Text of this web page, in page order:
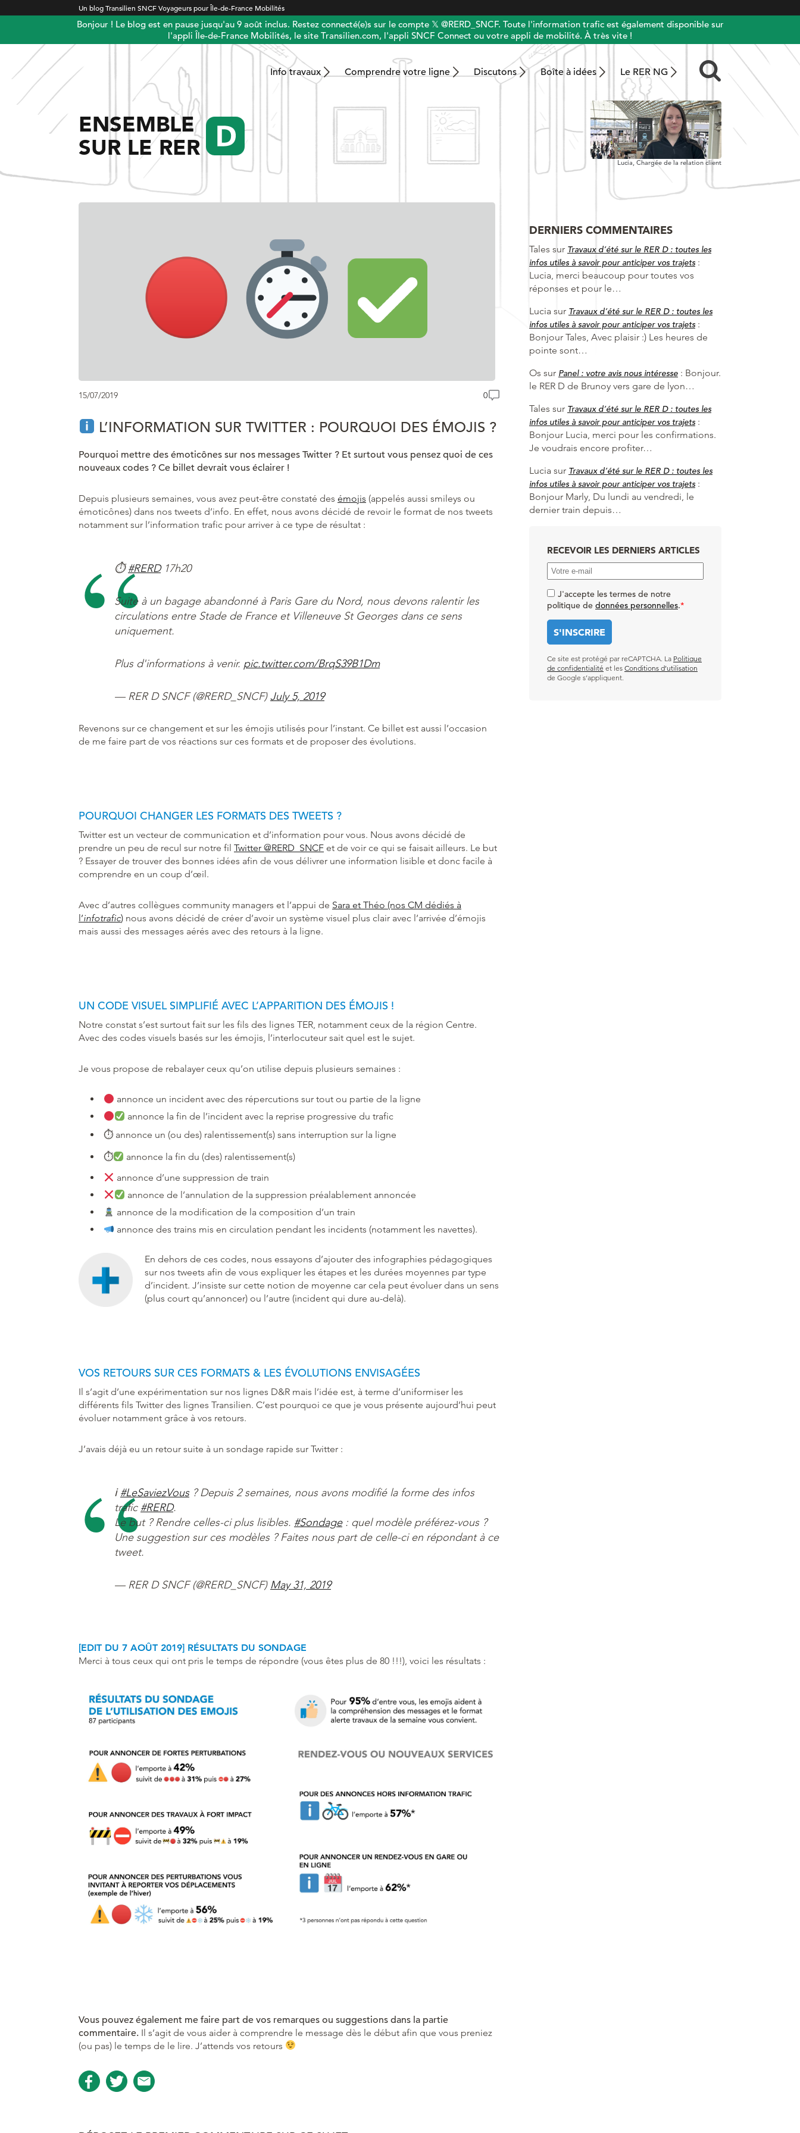
Un blog Transilien SNCF Voyageurs pour Île-de-France Mobilités
Bonjour ! Le blog est en pause jusqu'au 9 août inclus. Restez connecté(e)s sur le compte 𝕏 @RERD_SNCF. Toute l'information trafic est également disponible sur
l'appli Île-de-France Mobilités, le site Transilien.com, l'appli SNCF Connect ou votre appli de mobilité. À très vite !
Info travaux Comprendre votre ligne Discutons Boîte à idées Le RER NG
ENSEMBLE
SUR LE RER
Lucia, Chargée de la relation client
15/07/2019 0
L’INFORMATION SUR TWITTER : POURQUOI DES ÉMOJIS ?
Pourquoi mettre des émoticônes sur nos messages Twitter ? Et surtout vous pensez quoi de ces
nouveaux codes ? Ce billet devrait vous éclairer !
Depuis plusieurs semaines, vous avez peut-être constaté des émojis (appelés aussi smileys ou
émoticônes) dans nos tweets d’info. En effet, nous avons décidé de revoir le format de nos tweets
notamment sur l’information trafic pour arriver à ce type de résultat :
⏱#RERD17h20
Suite à un bagage abandonné à Paris Gare du Nord, nous devons ralentir les
circulations entre Stade de France et Villeneuve St Georges dans ce sens
uniquement.
Plus d'informations à venir. pic.twitter.com/BrqS39B1Dm
— RER D SNCF (@RERD_SNCF)July 5, 2019
Revenons sur ce changement et sur les émojis utilisés pour l’instant. Ce billet est aussi l’occasion
de me faire part de vos réactions sur ces formats et de proposer des évolutions.
POURQUOI CHANGER LES FORMATS DES TWEETS ?
Twitter est un vecteur de communication et d’information pour vous. Nous avons décidé de
prendre un peu de recul sur notre fil Twitter @RERD_SNCF et de voir ce qui se faisait ailleurs. Le but
? Essayer de trouver des bonnes idées afin de vous délivrer une information lisible et donc facile à
comprendre en un coup d’œil.
Avec d’autres collègues community managers et l’appui de Sara et Théo (nos CM dédiés à
l’infotrafic) nous avons décidé de créer d’avoir un système visuel plus clair avec l’arrivée d’émojis
mais aussi des messages aérés avec des retours à la ligne.
UN CODE VISUEL SIMPLIFIÉ AVEC L’APPARITION DES ÉMOJIS !
Notre constat s’est surtout fait sur les fils des lignes TER, notamment ceux de la région Centre.
Avec des codes visuels basés sur les émojis, l’interlocuteur sait quel est le sujet.
Je vous propose de rebalayer ceux qu’on utilise depuis plusieurs semaines :
annonce un incident avec des répercutions sur tout ou partie de la ligne
annonce la fin de l’incident avec la reprise progressive du trafic
⏱ annonce un (ou des) ralentissement(s) sans interruption sur la ligne
⏱
annonce la fin du (des) ralentissement(s)
annonce d’une suppression de train
annonce de l’annulation de la suppression préalablement annoncée
annonce de la modification de la composition d’un train
annonce des trains mis en circulation pendant les incidents (notamment les navettes).
En dehors de ces codes, nous essayons d’ajouter des infographies pédagogiques
sur nos tweets afin de vous expliquer les étapes et les durées moyennes par type
d’incident. J’insiste sur cette notion de moyenne car cela peut évoluer dans un sens
(plus court qu’annoncer) ou l’autre (incident qui dure au-delà).
VOS RETOURS SUR CES FORMATS & LES ÉVOLUTIONS ENVISAGÉES
Il s’agit d’une expérimentation sur nos lignes D&R mais l’idée est, à terme d’uniformiser les
différents fils Twitter des lignes Transilien. C’est pourquoi ce que je vous présente aujourd’hui peut
évoluer notamment grâce à vos retours.
J’avais déjà eu un retour suite à un sondage rapide sur Twitter :
ℹ#LeSaviezVous? Depuis 2 semaines, nous avons modifié la forme des infos
trafic #RERD.
Le but ? Rendre celles-ci plus lisibles. #Sondage: quel modèle préférez-vous ?
Une suggestion sur ces modèles ? Faites nous part de celle-ci en répondant à ce
tweet.
— RER D SNCF (@RERD_SNCF) May 31, 2019
[EDIT DU 7 AOÛT 2019] RÉSULTATS DU SONDAGE
Merci à tous ceux qui ont pris le temps de répondre (vous êtes plus de 80 !!!), voici les résultats :
Vous pouvez également me faire part de vos remarques ou suggestions dans la partie
commentaire. Il s’agit de vous aider à comprendre le message dès le début afin que vous preniez
(ou pas) le temps de le lire. J’attends vos retours
DERNIERS COMMENTAIRES
Tales sur Travaux d’été sur le RER D : toutes les
infos utiles à savoir pour anticiper vos trajets :
Lucia, merci beaucoup pour toutes vos
réponses et pour le…
Lucia sur Travaux d’été sur le RER D : toutes les
infos utiles à savoir pour anticiper vos trajets :
Bonjour Tales, Avec plaisir :) Les heures de
pointe sont…
Os sur Panel : votre avis nous intéresse : Bonjour.
le RER D de Brunoy vers gare de lyon…
Tales sur Travaux d’été sur le RER D : toutes les
infos utiles à savoir pour anticiper vos trajets :
Bonjour Lucia, merci pour les confirmations.
Je voudrais encore profiter…
Lucia sur Travaux d’été sur le RER D : toutes les
infos utiles à savoir pour anticiper vos trajets :
Bonjour Marly, Du lundi au vendredi, le
dernier train depuis…
RECEVOIR LES DERNIERS ARTICLES
J'accepte les termes de notre
politique de données personnelles.*
Ce site est protégé par reCAPTCHA. La Politique
de confidentialité et les Conditions d’utilisation
de Google s’appliquent.